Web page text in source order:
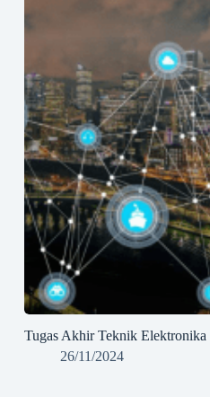
Tugas Akhir Teknik Elektronika
26/11/2024